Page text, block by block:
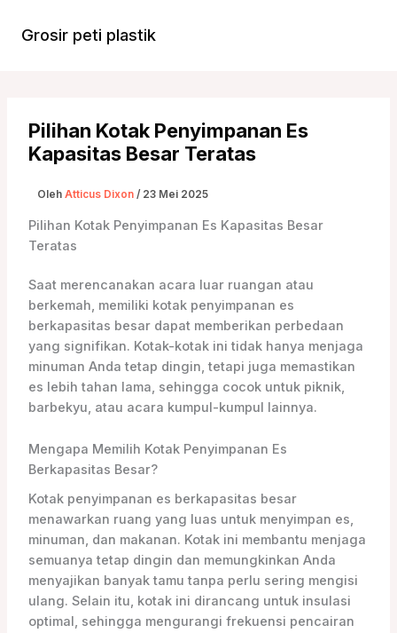
Grosir peti plastik
Pilihan Kotak Penyimpanan Es
Kapasitas Besar Teratas
Oleh Atticus Dixon / 23 Mei 2025
Pilihan Kotak Penyimpanan Es Kapasitas Besar
Teratas
Saat merencanakan acara luar ruangan atau
berkemah, memiliki kotak penyimpanan es
berkapasitas besar dapat memberikan perbedaan
yang signifikan. Kotak-kotak ini tidak hanya menjaga
minuman Anda tetap dingin, tetapi juga memastikan
es lebih tahan lama, sehingga cocok untuk piknik,
barbekyu, atau acara kumpul-kumpul lainnya.
Mengapa Memilih Kotak Penyimpanan Es
Berkapasitas Besar?
Kotak penyimpanan es berkapasitas besar
menawarkan ruang yang luas untuk menyimpan es,
minuman, dan makanan. Kotak ini membantu menjaga
semuanya tetap dingin dan memungkinkan Anda
menyajikan banyak tamu tanpa perlu sering mengisi
ulang. Selain itu, kotak ini dirancang untuk insulasi
optimal, sehingga mengurangi frekuensi pencairan